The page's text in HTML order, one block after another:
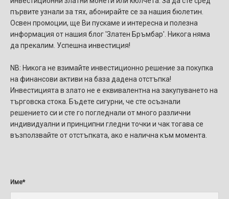
първите узнали за тях, абонирайте се за нашия бюлетин.
Освен промоции, ще Ви пускаме и интересна и полезна
информация от нашия блог 'Златен Бръмбар'. Никога няма
да прекалим. Успешна инвестиция!
NB: Никога не взимайте инвестиционно решение за покупка
на финансови активи на база дадена отстъпка!
Инвестицията в злато не е еквивалентна на закупуването на
търговска стока. Бъдете сигурни, че сте осъзнали
решението си и сте го погледнали от много различни
индивидуални и принципни гледни точки и чак тогава се
възползвайте от отстъпката, ако е налична към момента.
Име*